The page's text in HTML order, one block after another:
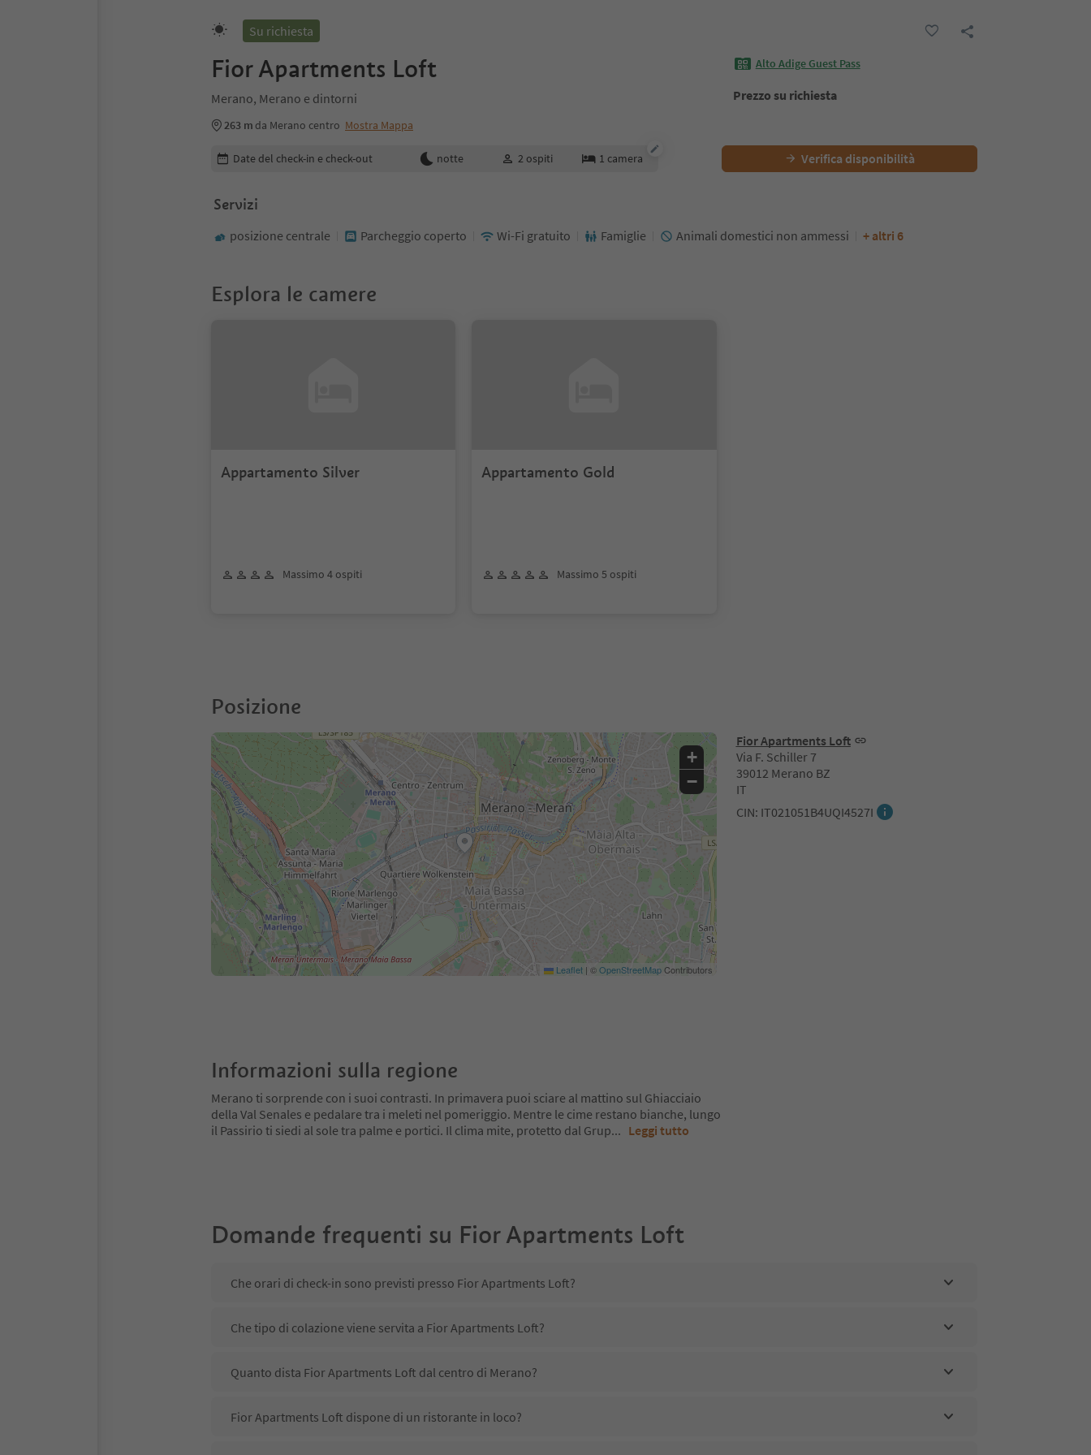
Su richiesta
Fior Apartments Loft
Merano, Merano e dintorni
263 m da Merano centro Mostra Mappa
Alto Adige Guest Pass
Prezzo su richiesta
Modifica i dettagli della prenotazione
Date del check-in e check-out notte 2 ospiti 1 camera Verifica disponibilità
Servizi
posizione centrale Parcheggio coperto Wi-Fi gratuito Famiglie Animali domestici non ammessi + altri 6
Esplora le camere
Appartamento Silver
Massimo 4 ospiti
Appartamento Gold
Massimo 5 ospiti
Posizione
Fior Apartments Loft
Via F. Schiller 7
39012 Merano BZ
IT
CIN: IT021051B4UQI4527I
+
−
Leaflet | ©OpenStreetMapContributors
Informazioni sulla regione
Merano ti sorprende con i suoi contrasti. In primavera puoi sciare al mattino sul Ghiacciaio
della Val Senales e pedalare tra i meleti nel pomeriggio. Mentre le cime restano bianche, lungo
il Passirio ti siedi al sole tra palme e portici. Il clima mite, protetto dal Grup... Leggi tutto
Domande frequenti su Fior Apartments Loft
Che orari di check-in sono previsti presso Fior Apartments Loft?
Che tipo di colazione viene servita a Fior Apartments Loft?
Quanto dista Fior Apartments Loft dal centro di Merano?
Fior Apartments Loft dispone di un ristorante in loco?